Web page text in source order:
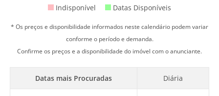
Indisponível Datas Disponíveis
* Os preços e disponibilidade informados neste calendário podem variar
conforme o período e demanda.
Confirme os preços e a disponibilidade do imóvel com o anunciante.
Datas mais Procuradas Diária